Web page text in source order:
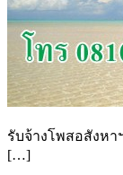
รับจ้างโพสอสังห
[…]